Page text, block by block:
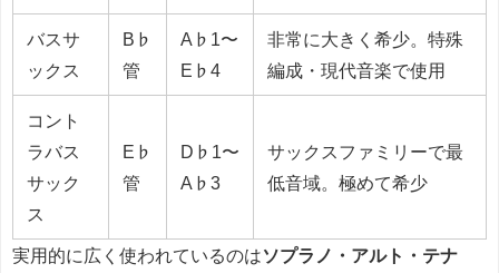
バスサ
ックス
B♭
管
A♭1〜
E♭4
非常に大きく希少。特殊
編成・現代音楽で使用
コント
ラバス
サック
ス
E♭
管
D♭1〜
A♭3
サックスファミリーで最
低音域。極めて希少
実用的に広く使われているのはソプラノ・アルト・テナ